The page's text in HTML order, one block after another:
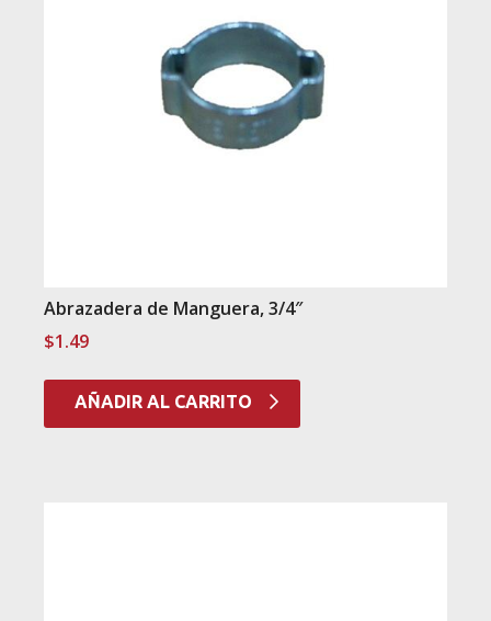
Abrazadera de Manguera, 3/4″
$1.49
AÑADIR AL CARRITO